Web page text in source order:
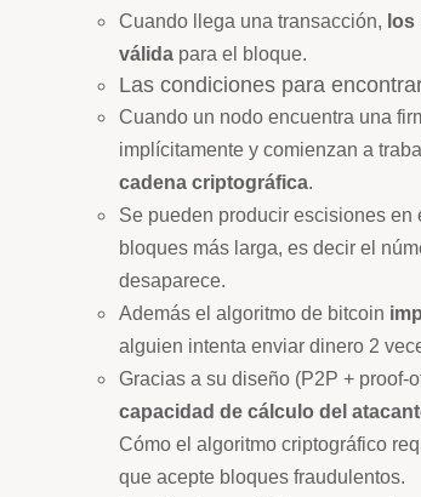
Cuando llega una transacción,
válida para el bloque.
Las condiciones para
Cuando un nodo encuentra una
implícitamente y comienzan a
cadena criptográfica.
Se pueden producir escisiones
bloques más larga, es decir el
desaparece.
Además el algoritmo de bitcoin
alguien intenta enviar dinero 2
Gracias a su diseño (P2P + proof-
capacidad de cálculo del
Cómo el algoritmo criptográfico
que acepte bloques fraudulentos.